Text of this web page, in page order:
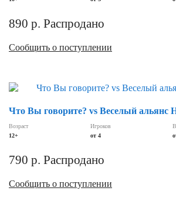
890 р. Распродано
Сообщить о поступлении
Что Вы говорите? vs Веселый альянс
Возраст
12+
Игроков
от 4
790 р. Распродано
Сообщить о поступлении